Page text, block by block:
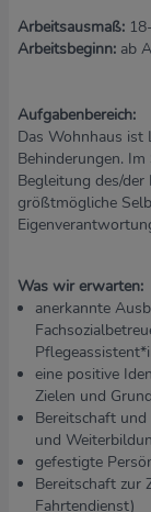
Arbeitsausmaß:
Arbeitsbeginn: ab
Aufgabenbereich:
Das Wohnhaus
Behinderungen.
Begleitung des/
größtmögliche
Was wir erwarten:
anerkannte
eine positive
Zielen und
Bereitschaft
und
gefestigte
Bereitschaft zur
Fahrtendienst)